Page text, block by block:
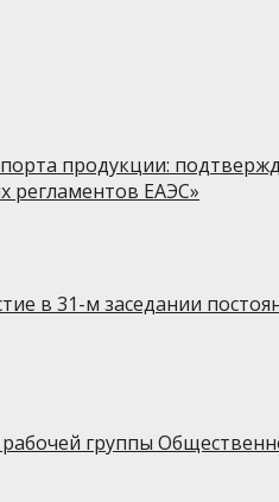
продукции:
регламентов ЕАЭС»
в 31-м заседании
группы